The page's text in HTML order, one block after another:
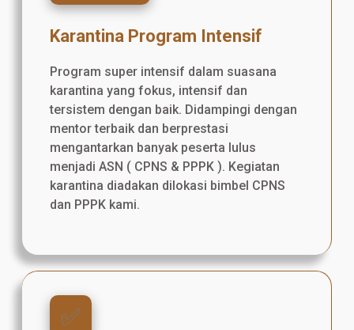
Karantina Program Intensif
Program super intensif dalam suasana
karantina yang fokus, intensif dan
tersistem dengan baik. Didampingi dengan
mentor terbaik dan berprestasi
mengantarkan banyak peserta lulus
menjadi ASN ( CPNS & PPPK ). Kegiatan
karantina diadakan dilokasi bimbel CPNS
dan PPPK kami.
✅️